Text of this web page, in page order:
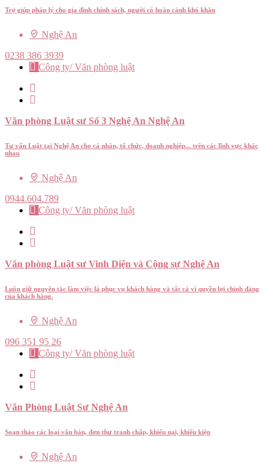
Trợ giúp pháp lý cho gia đình chính sách, người có hoàn cảnh khó khăn
Nghệ An
0238 386 3939
Công ty/ Văn phòng luật
Văn phòng Luật sư Số 3 Nghệ An Nghệ An
Tư vấn Luật tại Nghệ An cho cá nhân, tổ chức, doanh nghiệp... trên các lĩnh vực khác
nhau
Nghệ An
0944.604.789
Công ty/ Văn phòng luật
Văn phòng Luật sư Vinh Diện và Cộng sự Nghệ An
Luôn giữ nguyên tắc làm việc là phục vụ khách hàng và tất cả vì quyền lợi chính đáng
của khách hàng.
Nghệ An
096 351 95 26
Công ty/ Văn phòng luật
Văn Phòng Luật Sư Nghệ An
Soạn thảo các loại văn bản, đơn thư tranh chấp, khiếu nại, khiếu kiện
Nghệ An